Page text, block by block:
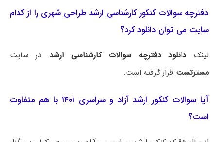
دفترچه سوالات کنکور کارشناسی ارشد طراحی شهری را از کدام
سایت می توان دانلود کرد؟
لینکدانلود دفترچه سوالات کارشناسی ارشد در سایت
مسترتست قرار گرفته است.
آیا سوالات کنکور ارشد آزاد و سراسری ۱۴۰۱ با هم متفاوت
است؟